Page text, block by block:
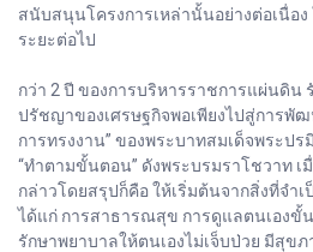
สนับสนุนโครงการเหล่านั้นอย่างต่อเนื่อ
ระยะต่อไป
กว่า 2 ปี ของการบริหารราชการแผ่นดิน
ปรัชญาของเศรษฐกิจพอเพียงไปสู่การพั
การทรงงาน” ของพระบาทสมเด็จพระป
“ทำตามขั้นตอน” ดังพระบรมราโชวาท เ
กล่าวโดยสรุปก็คือ ให้เริ่มต้นจากสิ่งที่จำ
ได้แก่ การสาธารณสุข การดูแลตนเองขั้
รักษาพยาบาลให้ตนเองไม่เจ็บป่วย มีสุข